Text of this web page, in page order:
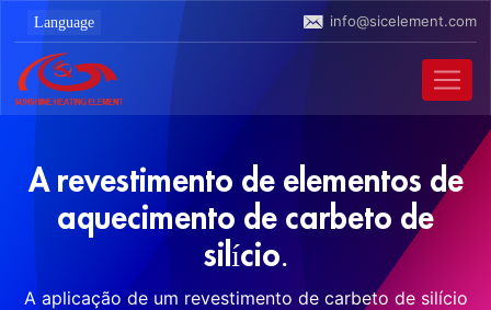
info@sicelement.com
A revestimento de elementos de
aquecimento de carbeto de
silício.
A aplicação de um revestimento de carbeto de silício